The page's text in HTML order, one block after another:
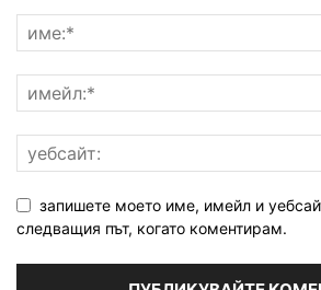
запишете моето име, имейл и
следващия път, когато коментирам.